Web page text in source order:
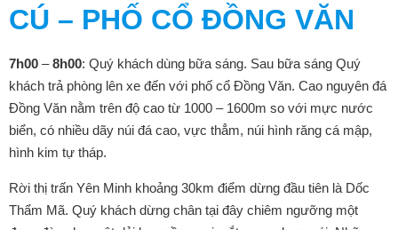
CÚ – PHỐ CỔ ĐỒNG VĂN
7h00 –8h00: Quý khách dùng bữa sáng. Sau bữa sáng Quý
khách trả phòng lên xe đến với phố cổ Đồng Văn. Cao nguyên đá
Đồng Văn nằm trên độ cao từ 1000 – 1600m so với mực nước
biển, có nhiều dãy núi đá cao, vực thẳm, núi hình răng cá mập,
hình kim tự tháp.
Rời thị trấn Yên Minh khoảng 30km điểm dừng đầu tiên là Dốc
Thẩm Mã. Quý khách dừng chân tại đây chiêm ngưỡng một